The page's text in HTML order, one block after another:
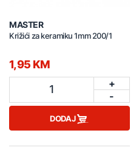
MASTER
Križići za keramiku 1mm 200/1
1,95 KM
1
+
-
DODAJ